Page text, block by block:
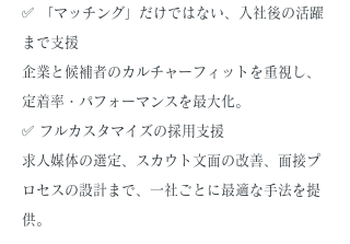
✅ 「マッチング」だけではない、入社後の活躍
まで支援
企業と候補者のカルチャーフィットを重視し、
定着率・パフォーマンスを最大化。
✅ フルカスタマイズの採用支援
求人媒体の選定、スカウト文面の改善、面接プ
ロセスの設計まで、一社ごとに最適な手法を提
供。